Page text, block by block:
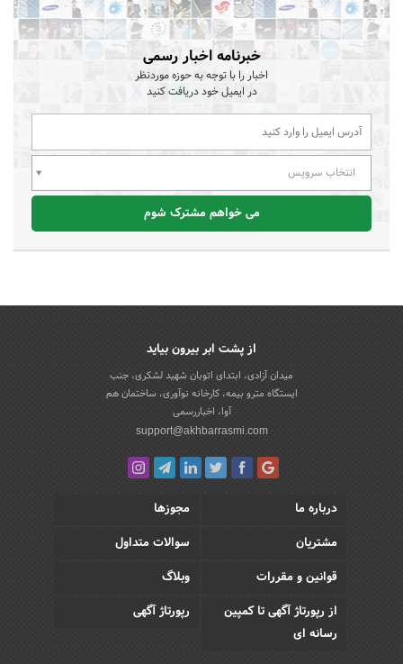
خبرنامه اخبار رسمی
اخبار را با توجه به حوزه موردنظر
در ایمیل خود دریافت کنید
انتخاب سرویس
می خواهم مشترک شوم
از پشت ابر بیرون بیاید
میدان آزادی، ابتدای اتوبان شهید لشکری، جنب
ایستگاه مترو بیمه، کارخانه نوآوری، ساختمان هم
آوا، اخباررسمی
support@akhbarrasmi.com
درباره ما
مجوزها
مشتریان
سوالات متداول
قوانین و مقررات
وبلاگ
از رپورتاژ آگهی تا کمپین
رسانه ای
رپورتاژ آگهی